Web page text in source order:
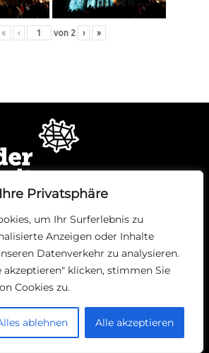
Privatsphäre
um Ihr Surferlebnis zu
Anzeigen oder Inhalte
Datenverkehr zu analysieren.
akzeptieren" klicken, stimmen Sie
Cookies zu.
ablehnen Alle akzeptieren
« ‹ von 2 › »